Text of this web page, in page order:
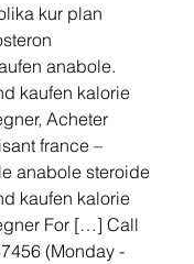
kur plan
anabole.
kaufen kalorie
Acheter
france –
anabole steroide
kaufen kalorie
For […] Call
(Monday -